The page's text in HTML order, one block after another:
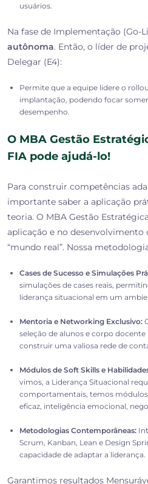
usuários.
Na fase de Implementação (Go-
autônoma. Então, o líder de
Delegar (E4):
Permite que a equipe lidere o
implantação, podendo focar
desempenho.
O MBA Gestão
FIA pode ajudá-lo!
Para construir competências
importante saber a aplicação
teoria. O MBA Gestão
aplicação e no desenvolvimento
“mundo real”. Nossa
Cases de Sucesso e Simulações
simulações de cases reais,
liderança situacional em um
Mentoria e Networking Exclusivo:
seleção de alunos e corpo
construir uma valiosa rede de
Módulos de Soft Skills e
vimos, a Liderança Situacional
comportamentais, temos
eficaz, inteligência emocional,
Metodologias Contemporâneas:
Scrum, Kanban, Lean e Design
capacidade de adaptar a liderança.
Garantimos resultados